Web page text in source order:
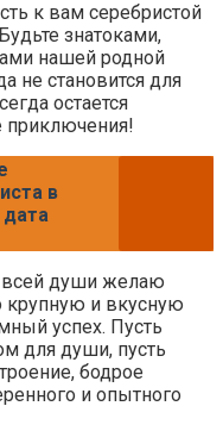
к вам серебристой
знатоками,
нашей родной
не становится для
остается
приключения!
в
души желаю
крупную и вкусную
успех. Пусть
для души, пусть
бодрое
и опытного